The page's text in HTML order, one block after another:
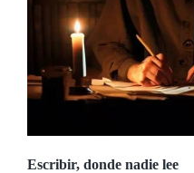
Escribir, donde nadie lee